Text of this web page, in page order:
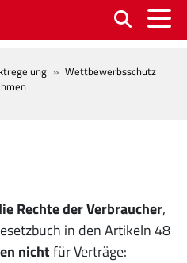
Wettbewerbsschutz
Rechte der Verbraucher,
in den Artikeln 48
nichtfür Verträge: